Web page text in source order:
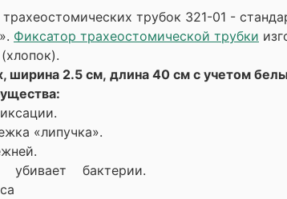
трубок 321-01 -
Фиксатор трахеостомической трубки
ширина 2.5 см, длина 40 см с учетом
«липучка».
убивает бактерии.